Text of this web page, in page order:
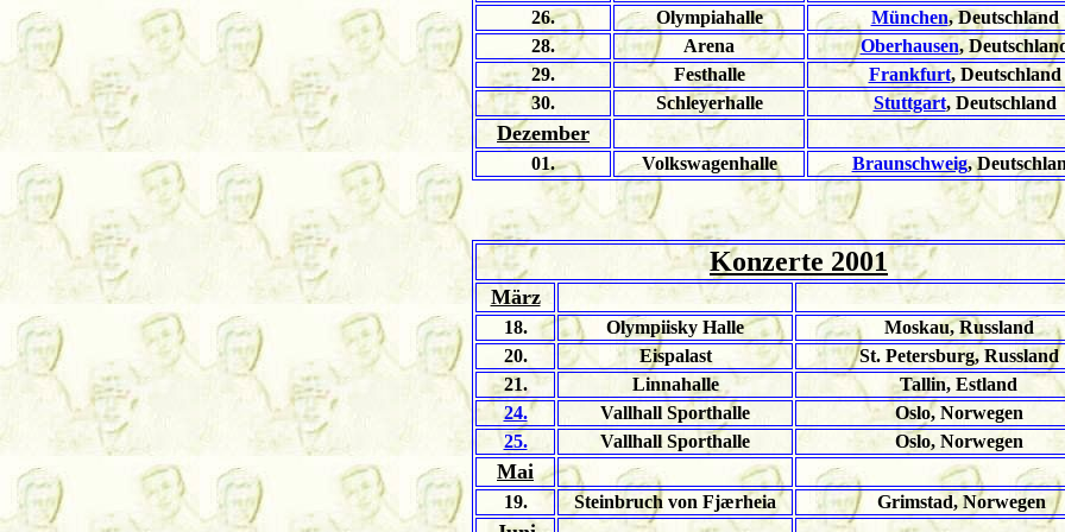
26. Olympiahalle München, Deutschland
28.
Arena Oberhausen,
29.
Festhalle Frankfurt, Deutschland
30.
Schleyerhalle Stuttgart, Deutschland
Dezember
01. Volkswagenhalle Braunschweig,
Konzerte 2001
März
18. Olympiisky Halle
Moskau, Russland
20.
Eispalast
St. Petersburg, Russland
21.
Linnahalle
Tallin, Estland
24.
Vallhall Sporthalle
Oslo, Norwegen
25.
Vallhall Sporthalle Oslo, Norwegen
Mai
19. Steinbruch von Fjærheia Grimstad, Norwegen